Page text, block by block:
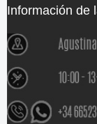
Información de